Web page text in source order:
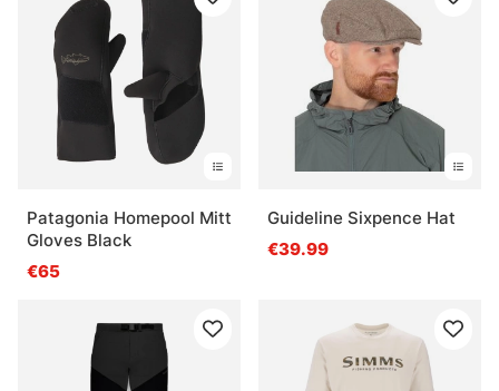
Patagonia Homepool Mitt
Gloves Black
€65
Guideline Sixpence Hat
€39.99